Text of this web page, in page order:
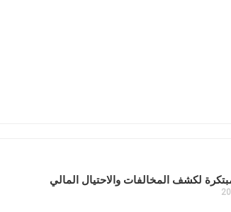
لكشف المخالفات والاحتيال المالي